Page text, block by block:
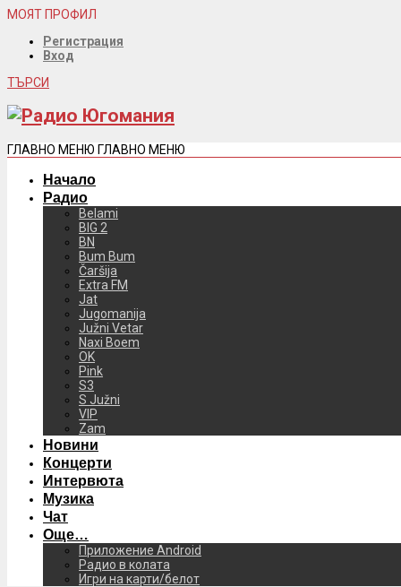
МОЯТ ПРОФИЛ
Регистрация
Вход
ТЪРСИ
ГЛАВНО МЕНЮ ГЛАВНО МЕНЮ
Начало
Радио
Belami
BIG 2
BN
Bum Bum
Čaršija
Extra FM
Jat
Jugomanija
Južni Vetar
Naxi Boem
OK
Pink
S3
S Južni
VIP
Zam
Новини
Концерти
Интервюта
Музика
Чат
Още…
Приложение Android
Радио в колата
Игри на карти/белот